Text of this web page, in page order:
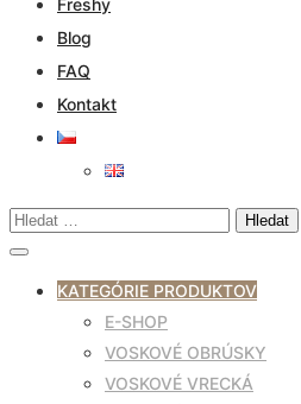
Freshy
Blog
FAQ
Kontakt
Vyhledávání
KATEGÓRIE PRODUKTOV
E-SHOP
VOSKOVÉ OBRÚSKY
VOSKOVÉ VRECKÁ